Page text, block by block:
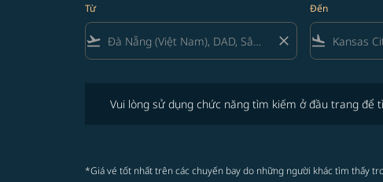
Từ
flight_takeoff close
Đến
flight_land
Vui lòng sử dụng chức năng tìm kiếm ở đầu trang
*Giá vé tốt nhất trên các chuyến bay do những người khác tìm thấy